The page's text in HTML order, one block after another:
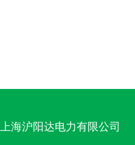
上海沪阳达电力有限公司